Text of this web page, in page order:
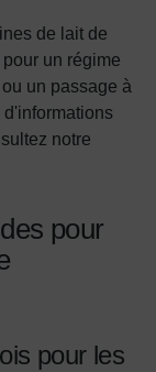
de lait de
un régime
un passage à
notre
pour
pour les